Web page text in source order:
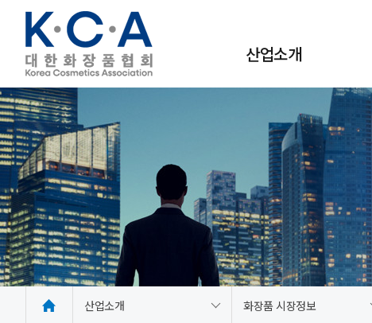
산업소개
사회적·경제적 가치
화장품 시장정보
산업소개 화장품 시장정보